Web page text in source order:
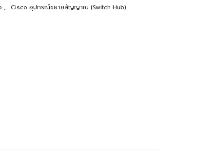
, Cisco อุปกรณ์ขยายสัญญาณ (Switch Hub)